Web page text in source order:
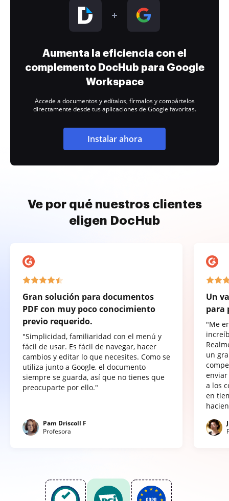
Aumenta la eficiencia con el
complemento DocHub para Google
Workspace
Accede a documentos y edítalos, fírmalos y compártelos
directamente desde tus aplicaciones de Google favoritas.
Instalar ahora
Ve por qué nuestros clientes
eligen DocHub
Gran solución para documentos
PDF con muy poco conocimiento
previo requerido.
"Simplicidad, familiaridad con el menú y
fácil de usar. Es fácil de navegar, hacer
cambios y editar lo que necesites. Como se
utiliza junto a Google, el documento
siempre se guarda, así que no tienes que
preocuparte por ello."
Pam Driscoll F
Profesora
Un
para
"Me
un
a los
en